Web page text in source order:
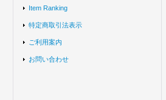
Item Ranking
特定商取引法表示
ご利用案内
お問い合わせ